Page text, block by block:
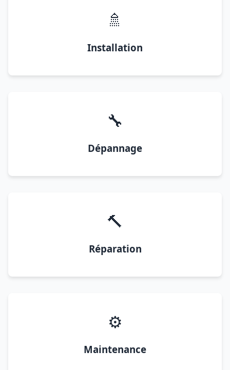
🚿
Installation
🔧
Dépannage
🔨
Réparation
⚙️
Maintenance